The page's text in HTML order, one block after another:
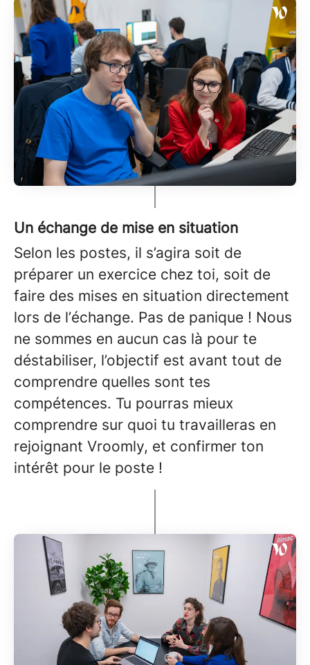
Un échange de mise en situation
Selon les postes, il s’agira soit de
préparer un exercice chez toi, soit de
faire des mises en situation directement
lors de l’échange. Pas de panique ! Nous
ne sommes en aucun cas là pour te
déstabiliser, l’objectif est avant tout de
comprendre quelles sont tes
compétences. Tu pourras mieux
comprendre sur quoi tu travailleras en
rejoignant Vroomly, et confirmer ton
intérêt pour le poste !